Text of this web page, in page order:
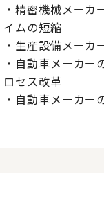
・精密機械メーカ
イムの短縮
・生産設備メーカ
・自動車メーカ
ロセス改革
・自動車メーカー